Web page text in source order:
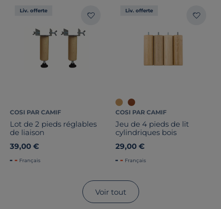
Liv. offerte
COSI PAR CAMIF
Lot de 2 pieds réglables
de liaison
39,00 €
Français
Liv. offerte
COSI PAR CAMIF
Jeu de 4 pieds de lit
cylindriques bois
29,00 €
Français
Voir tout